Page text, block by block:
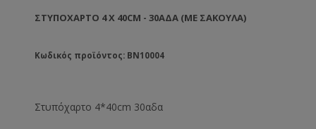
ΣΤΥΠΌΧΑΡΤΟ 4 X 40CM - 30ΑΔΑ (ΜΕ ΣΑΚΟΎΛΑ)
Κωδικός προϊόντος: BN10004
Στυπόχαρτο 4*40cm 30αδα